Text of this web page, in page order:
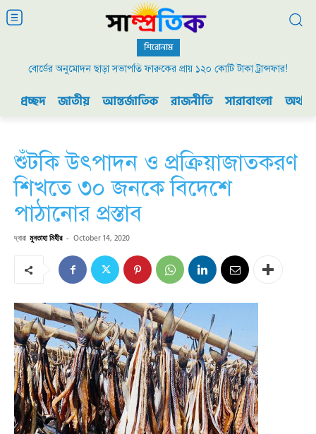
শিরোনাম
বোর্ডের অনুমোদন ছাড়া সভাপতি ফারুকের প্রায় ১২০ কোটি টাকা ট্রান্সফার!
প্রচ্ছদ জাতীয় আন্তর্জাতিক রাজনীতি সারাবাংলা
শুঁটকি উৎপাদন ও প্রক্রিয়াজাতকরণ
শিখতে ৩০ জনকে বিদেশে
পাঠানোর প্রস্তাব
দ্বারা মুনতাহা মিহীর - October 14, 2020